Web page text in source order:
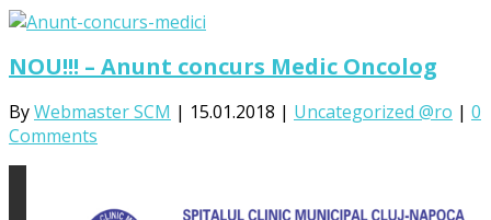
NOU!!! – Anunt concurs Medic Oncolog
ByWebmaster SCM | 15.01.2018 | Uncategorized @ro | 0
Comments